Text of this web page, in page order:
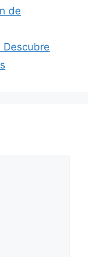
de
Descubre